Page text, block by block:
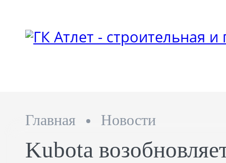
Главная Новости
Kubota